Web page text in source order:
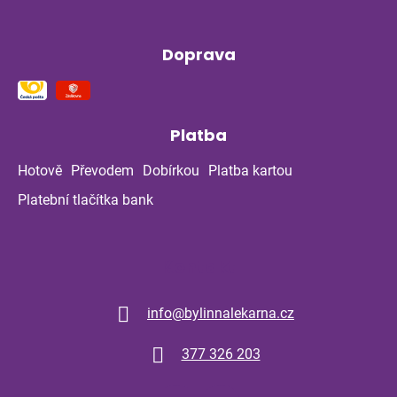
Doprava
Platba
Hotově Převodem Dobírkou
Platba kartou
Platební tlačítka bank
info@bylinnalekarna.cz
377 326 203